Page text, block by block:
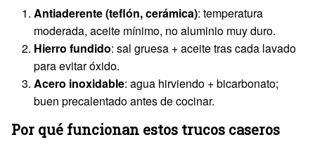
Antiaderente (teflón, cerámica): temperatura
moderada, aceite mínimo, no aluminio muy duro.
Hierro fundido: sal gruesa + aceite tras cada lavado
para evitar óxido.
Acero inoxidable: agua hirviendo + bicarbonato;
buen precalentado antes de cocinar.
Por qué funcionan estos trucos caseros